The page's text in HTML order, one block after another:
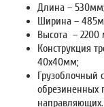
Длина – 530мм;
Ширина –
Высота – 2200
Конструкция
40х40мм;
Грузоблочный
обрезиненных